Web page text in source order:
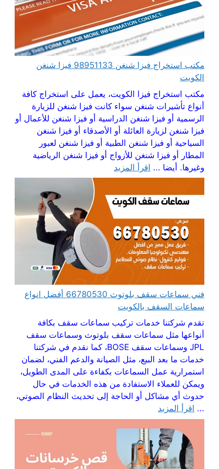
مكتب استخراج فيزا شنغن 98951133 فيزا شنغن
الكويت
مكتب استخراج فيزا الكويت، يعمل على استخراج كافة
أنواع تأشيرات شنغن سواء كانت فيزا شنغن للزيارة
الرسمية أو فيزا شنغن الدراسية أو فيزا شنغن للأعمال أو
فيزا شنغن لزيارة العائلة أو الأصدقاء أو فيزا شنغن
السياحية أو فيزا شنغن الطبية أو فيزا شنغن لعبور
المطار أو فيزا شنغن للأزواج أو فيزا شنغن الرياضية
وغيرها. أيضا ... اقرأ المزيد
فني سماعات سقف بلوتوث 66780530 أفضل انواع
سماعات السقف بالكويت
تقدم شركتنا خدمات تركيب سماعات سقف بكافة
أنواعها مثل سماعات سقف بلوتوث وسماعات سقف
JPL وسماعات سقف BOSE، كما نقدم في شركتنا
خدمات ما بعد البيع، مثل الصيانة والدعم الفني، لضمان
استمرارية عمل السماعات بكفاءة على المدى الطويل،
ويمكن للعملاء الاستفادة من هذه الخدمات في حال
حدوث أي مشاكل أو الحاجة إلى تحديث النظام الصوتي،
... اقرأ المزيد